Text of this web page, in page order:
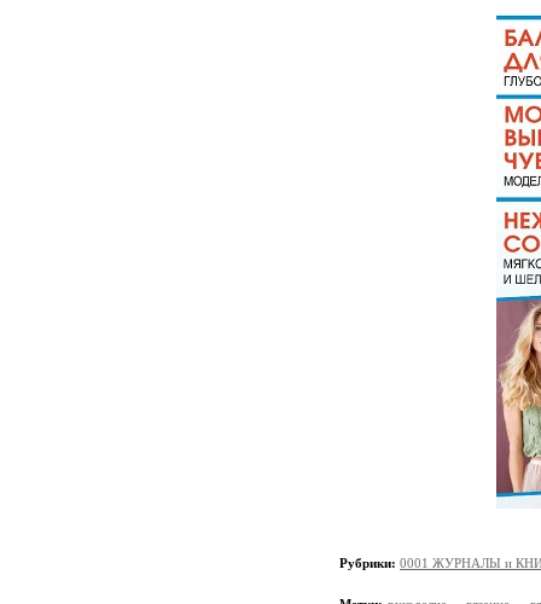
Рубрики: 0001 ЖУРНАЛЫ и